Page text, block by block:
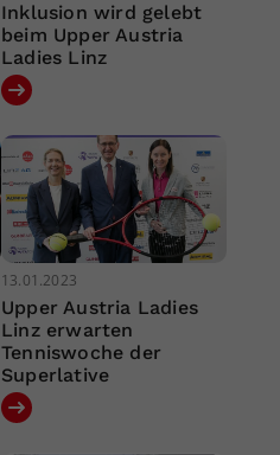
Inklusion wird gelebt
beim Upper Austria
Ladies Linz
13.01.2023
Upper Austria Ladies
Linz erwarten
Tenniswoche der
Superlative